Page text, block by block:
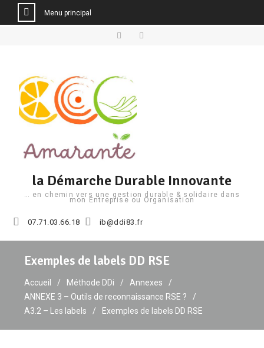
Menu principal
la Démarche Durable Innovante
… en chemin vers une gestion durable & solidaire dans
mon Entreprise ou Organisation
07.71.03.66.18 ib@ddi83.fr
Exemples de labels DD RSE
Accueil Méthode DDi
Annexes
ANNEXE 3 – Outils de reconnaissance RSE ?
A3.2 – Les labels
Exemples de labels DD RSE